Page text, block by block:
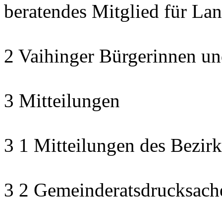
beratendes Mitglied für
2 Vaihinger Bürgerinnen
3 Mitteilungen
3 1 Mitteilungen des
3 2